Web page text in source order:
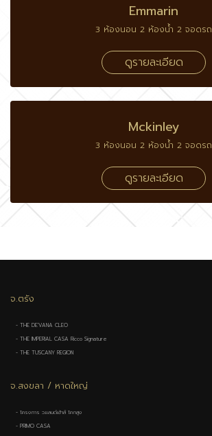
Emmarin
3 ห้องนอน 2 ห้องน้ำ 2 จอดรถ
ดูรายละเอียด
Mckinley
3 ห้องนอน 2 ห้องน้ำ 2 จอดรถ
ดูรายละเอียด
จ.ตรัง
- THE DE'VANA CLEO
- THE IMPERIAL CASA Ricco Signature
- THE TUSCANY REGION
จ.สงขลา / หาดใหญ่
- โครงการ ว.แลนด์เฮ้าส์ โคกสูง
- PRIMO CASA